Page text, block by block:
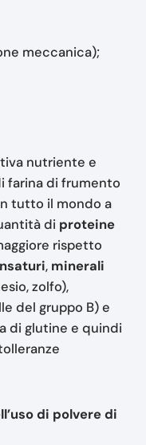
meccanica);
nutriente e
farina di frumento
tutto il mondo a
di proteine
rispetto
, minerali
zolfo),
del gruppo B) e
di glutine e quindi
di polvere di